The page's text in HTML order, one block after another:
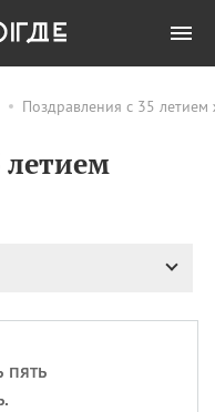
Поздравления с 35
летием
Все
Преображение
Господне у западных
Романа и Давида
мучеников